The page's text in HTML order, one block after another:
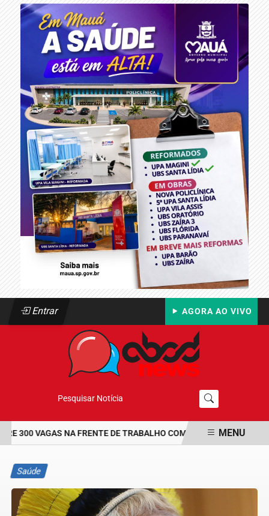
Entrar AGORA AO VIVO
Pesquisar Notícia
300 VAGAS NA FRENTE DE TRABALHO COM BOLSA DE UMMENU
Saúde